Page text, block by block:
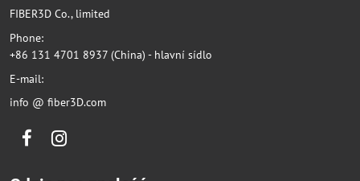
FIBER3D Co., limited
Phone:
+86 131 4701 8937 (China) - hlavní sídlo
E-mail:
info @ fiber3D.com
FacebookInstagram